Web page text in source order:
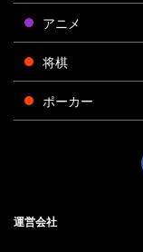
アニメ
将棋
ポーカー
運営会社